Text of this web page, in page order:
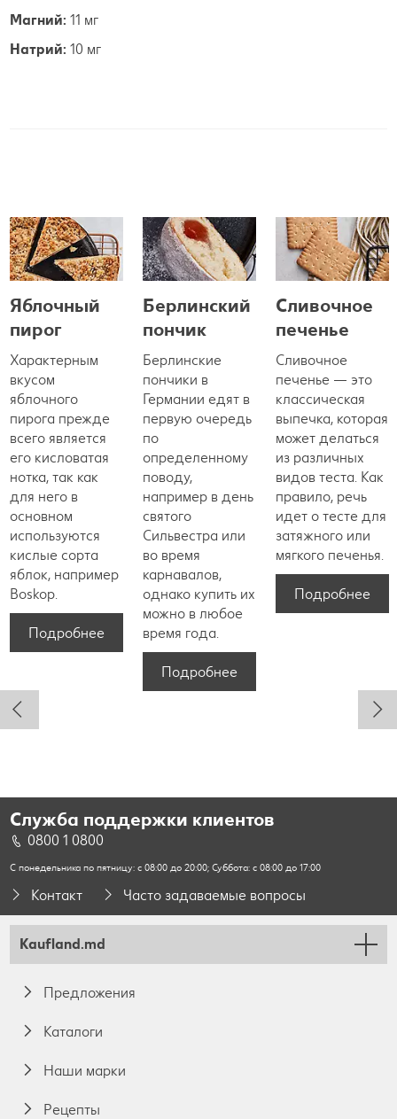
Магний: 11 мг
Натрий: 10 мг
Яблочный
пирог
Характерным
вкусом
яблочного
пирога прежде
всего является
его кисловатая
нотка, так как
для него в
основном
используются
кислые сорта
яблок, например
Boskop.
Подробнее
Берлинский
пончик
Берлинские
пончики в
Германии едят в
первую очередь
по
определенному
поводу,
например в день
святого
Сильвестра или
во время
карнавалов,
однако купить их
можно в любое
время года.
Подробнее
Сливочное
печенье
Сливочное
печенье — это
классическая
выпечка, которая
может делаться
из различных
видов теста. Как
правило, речь
идет о тесте для
затяжного или
мягкого печенья.
Подробнее
Служба поддержки клиентов
0800 1 0800
С понедельника по пятницу: с 08:00 до 20:00; Суббота: с 08:00 до 17:00
Контакт Часто задаваемые вопросы
Kaufland.md
Предложения
Каталоги
Наши марки
Pецепты